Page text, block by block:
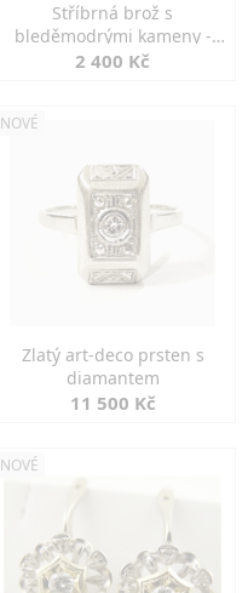
Stříbrná brož s
bleděmodrými kameny -
jemná elegance
2 400 Kč
NOVÉ
Zlatý art-deco prsten s
diamantem
11 500 Kč
NOVÉ